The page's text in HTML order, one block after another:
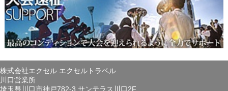
株式会社エクセル エクセルトラベル
川口営業所
埼玉県川口市神戸782-3 サンテラス川口2F